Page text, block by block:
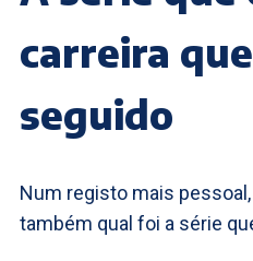
carreira
seguido
Num registo mais
também qual foi a série